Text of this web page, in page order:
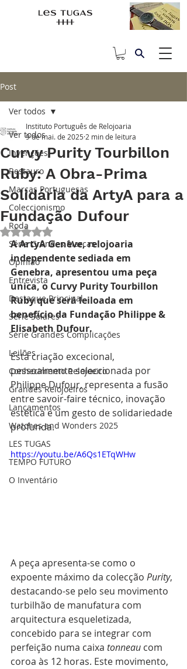
Post
Ver todos
Invenções
Restauro
Marcas Portuguesas
Coleccionismo
Roda
Série Grandes Marcas
Opinião
Entrevista
Destaque Principal
Série Solares
Série Grandes Complicações
Leilões
Conhecimento Relojoeiro
Grandes Relojoeiros
Lançamentos
Watches and Wonders 2025
LES TUGAS
TEMPO FUTURO
O Inventário
Ver todos
Curvy Purity Tourbillon
Ruby: A Obra-Prima
Solidária da ArtyA para a
Fundação Dufour
Instituto Português de Relojoaria
9 de mai. de 2025 2 min de leitura
Avaliado com NaN de 5 estrelas.
A ArtyA Genève, relojoaria
independente sediada em
Genebra, apresentou uma peça
única, o Curvy Purity Tourbillon
Ruby que será leiloada em
benefício da Fundação Philippe &
Elisabeth Dufour.
Esta criação excecional,
pessoalmente seleccionada por
Philippe Dufour, representa a fusão
entre savoir-faire técnico, inovação
estética e um gesto de solidariedade
profunda.
https://youtu.be/A6Qs1ETqWHw
A peça apresenta-se como o
expoente máximo da colecção Purity,
destacando-se pelo seu movimento
turbilhão de manufatura com
arquitectura esqueletizada,
concebido para se integrar com
perfeição numa caixa tonneau com
coroa às 12 horas. Este movimento,